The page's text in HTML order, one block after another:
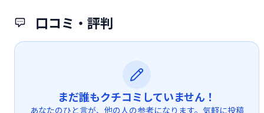
口コミ・評判
まだ誰もクチコミしていません！
あなたのひと言が、他の人の参考になります。気軽に投稿